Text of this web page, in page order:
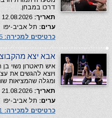
דרכו במבחן.
תאריך:
ערים: תל אביב-יפו
כרטיסים למכירה:
אבא יצא
איש תיאטרון נשוי
ויוצא להגשים את
ומגלה שהמציאות
תאריך:
ערים: תל אביב-יפו
כרטיסים למכירה: